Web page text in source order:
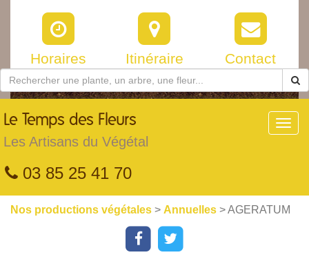
Horaires Itinéraire Contact
Le Temps des Fleurs
Les Artisans du Végétal
03 85 25 41 70
Nos productions végétales > Annuelles > AGERATUM